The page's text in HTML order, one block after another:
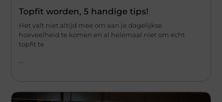
Topfit worden, 5 handige tips!
Het valt niet altijd mee om aan je dagelijkse
hoeveelheid te komen en al helemaal niet om echt
topfit te